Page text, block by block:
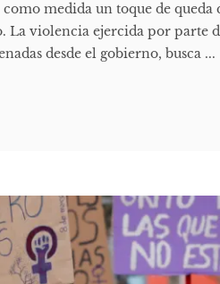
medida un toque de queda
La violencia ejercida por parte
desde el gobierno, busca ...